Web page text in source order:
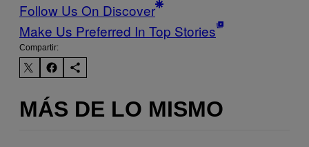
Follow Us On Discover
Make Us Preferred In Top Stories
Compartir:
MÁS DE LO MISMO